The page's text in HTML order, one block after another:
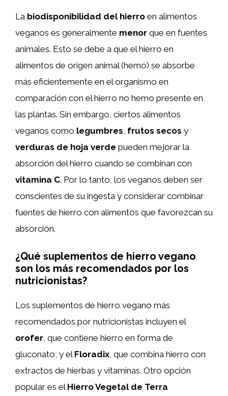
La biodisponibilidad del hierro en alimentos
veganos es generalmente menor que en fuentes
animales. Esto se debe a que el hierro en
alimentos de origen animal (hemo) se absorbe
más eficientemente en el organismo en
comparación con el hierro no hemo presente en
las plantas. Sin embargo, ciertos alimentos
veganos como legumbres, frutos secos y
verduras de hoja verde pueden mejorar la
absorción del hierro cuando se combinan con
vitamina C. Por lo tanto, los veganos deben ser
conscientes de su ingesta y considerar combinar
fuentes de hierro con alimentos que favorezcan su
absorción.
¿Qué suplementos de hierro vegano
son los más recomendados por los
nutricionistas?
Los suplementos de hierro vegano más
recomendados por nutricionistas incluyen el
orofer , que contiene hierro en forma de
gluconato, y el Floradix , que combina hierro con
extractos de hierbas y vitaminas. Otro opción
popular es el Hierro Vegetal de Terra